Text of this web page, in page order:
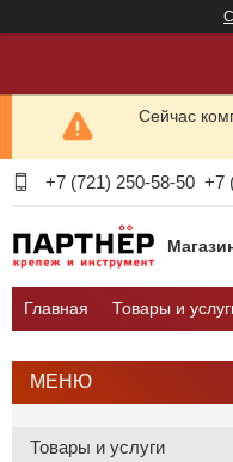
Сейчас
+7 (721) 250-58-50 +7
Главная Товары и
Товары и услуги